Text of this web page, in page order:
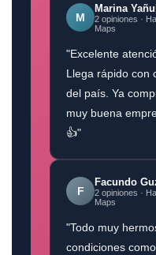
M
Marina
2 opiniones ·
Maps
"Excelente
Llega rápido con
del país. Ya
muy buena
👍"
F
Facundo
2 opiniones ·
Maps
"Todo muy
condiciones